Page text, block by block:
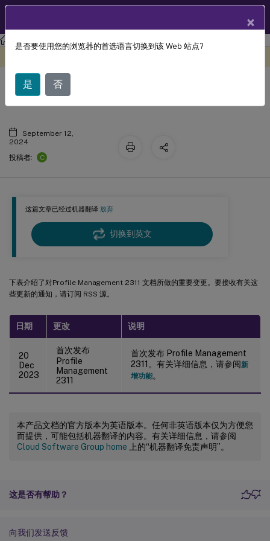
Profile Management Profile Management 2311
这篇文章已经过机器翻译.放弃
切换到英文
下表介绍了对Profile Management 2311 文档所做的重要变更。要接收有关这
些更新的通知，请订阅 RSS 源。
日期 更改 说明
20
Dec
2023
首次发布
Profile
Management
2311
首次发布 Profile Management
2311。有关详细信息，请参阅新
增功能。
本产品文档的官方版本为英语版本。任何非英语版本仅为方便您
而提供，可能包括机器翻译的内容。有关详细信息，请参阅
Cloud Software Group home 上的“机器翻译免责声明”。
这是否有帮助？
向我们发送反馈
Profile Management 文档历史记录
September 12,
2024
投稿者:
C
×
是否要使用您的浏览器的首选语言切换到该 Web 站点?
是 否